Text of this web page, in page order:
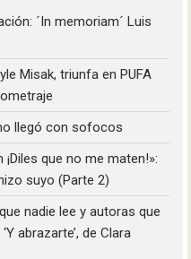
´In memoriam´ Luis
Misak, triunfa en PUFA
llegó con sofocos
¡Diles que no me maten!»:
suyo (Parte 2)
nadie lee y autoras que
abrazarte’, de Clara